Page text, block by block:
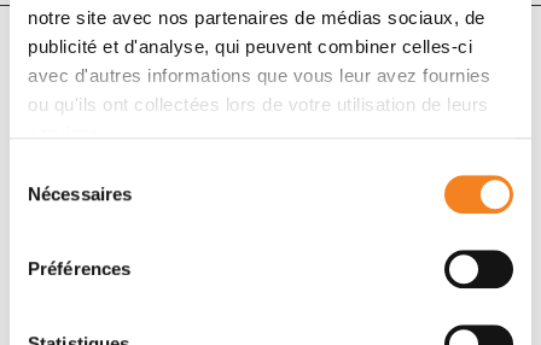
notre site avec nos partenaires de médias sociaux, de
publicité et d'analyse, qui peuvent combiner celles-ci
avec d'autres informations que vous leur avez fournies
ou qu'ils ont collectées lors de votre utilisation de leurs
Nécessaires
Préférences
Auteurs
Vorwerk, Gianni Bisogno, Jan Godzinski, Patrizia
Laurence Brugières, Pierre Leblond, Andrea Ferrari,
Ines Brecht, Angela De Paoli, Daniel Orbach